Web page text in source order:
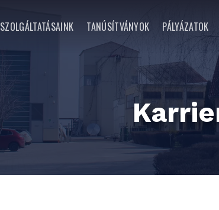
SZOLGÁLTATÁSAINK TANÚSÍTVÁNYOK PÁLYÁZATOK